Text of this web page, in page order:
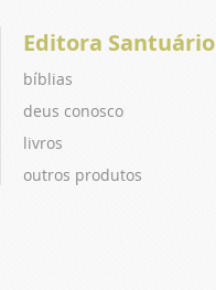
Editora Santuário
bíblias
deus conosco
livros
outros produtos